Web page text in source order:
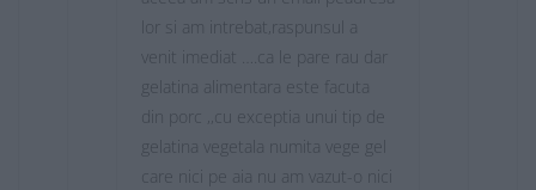
lor si am intrebat,raspunsul a
venit imediat ….ca le pare rau dar
gelatina alimentara este facuta
din porc ,,cu exceptia unui tip de
gelatina vegetala numita vege gel
care nici pe aia nu am vazut-o nici